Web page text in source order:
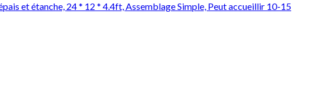
et étanche, 24 * 12 * 4.4ft, Assemblage Simple, Peut accueillir 10-15